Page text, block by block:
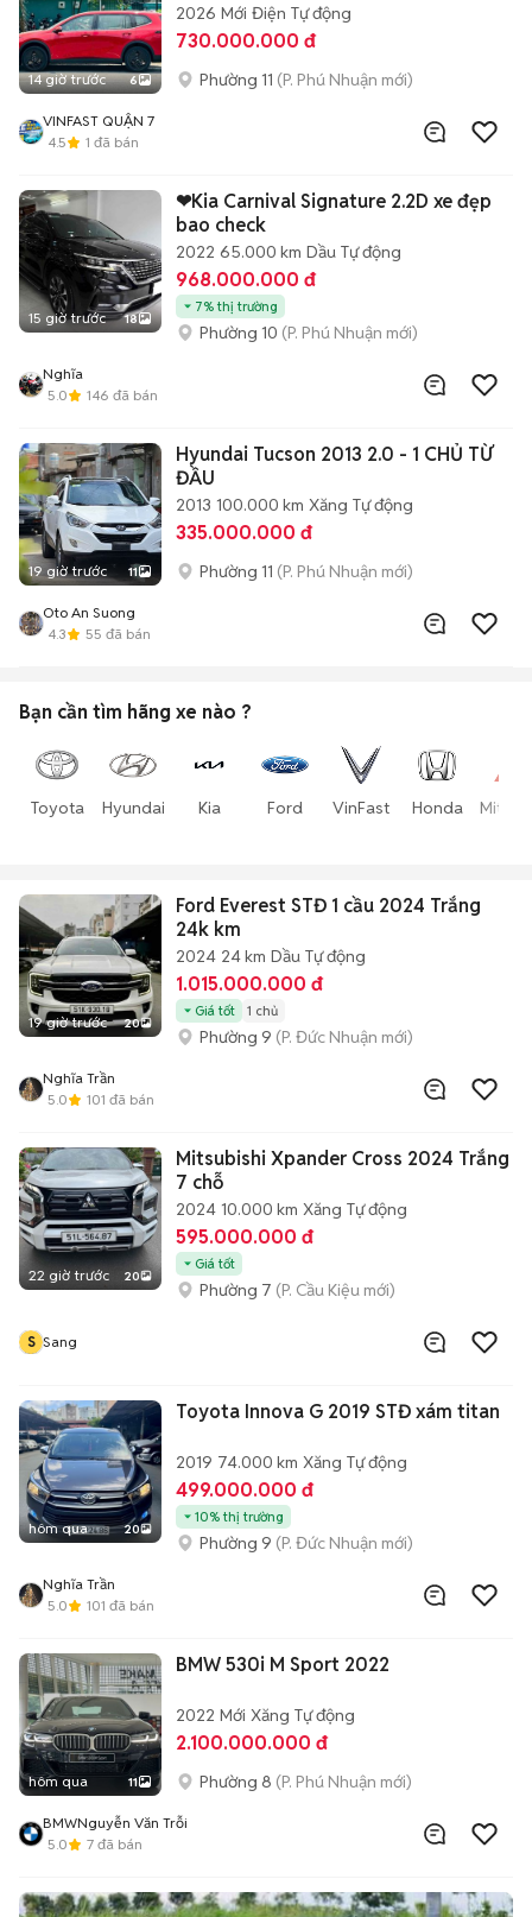
14 giờ trước 6
2026 Mới Điện Tự động
730.000.000 đ
Phường 11 (P. Phú Nhuận mới)
VINFAST QUẬN 7
4.5
1 đã bán
15 giờ trước 18
❤Kia Carnival Signature 2.2D xe đẹp
bao check
2022 65.000 km Dầu Tự động
968.000.000 đ
7% thị trường
Phường 10 (P. Phú Nhuận mới)
Nghĩa
5.0
146 đã bán
19 giờ trước 11
Hyundai Tucson 2013 2.0 - 1 CHỦ TỪ
ĐẦU
2013 100.000 km Xăng Tự động
335.000.000 đ
Phường 11 (P. Phú Nhuận mới)
Oto An Suong
4.3
55 đã bán
Bạn cần tìm hãng xe nào ?
Toyota Hyundai Kia Ford VinFast Honda
19 giờ trước 20
Ford Everest STĐ 1 cầu 2024 Trắng
24k km
2024 24 km Dầu Tự động
1.015.000.000 đ
Giá tốt 1 chủ
Phường 9 (P. Đức Nhuận mới)
Nghĩa Trần
5.0
101 đã bán
22 giờ trước 20
Mitsubishi Xpander Cross 2024 Trắng
7 chỗ
2024 10.000 km Xăng Tự động
595.000.000 đ
Giá tốt
Phường 7 (P. Cầu Kiệu mới)
S Sang
hôm qua 20
Toyota Innova G 2019 STĐ xám titan
2019 74.000 km Xăng Tự động
499.000.000 đ
10% thị trường
Phường 9 (P. Đức Nhuận mới)
Nghĩa Trần
5.0
101 đã bán
hôm qua 11
BMW 530i M Sport 2022
2022 Mới Xăng Tự động
2.100.000.000 đ
Phường 8 (P. Phú Nhuận mới)
BMWNguyễn Văn Trỗi
5.0
7 đã bán